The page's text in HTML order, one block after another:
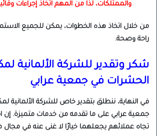
والممتلكات، لذا من المهم اتخاذ إجراءات
من خلال اتخاذ هذه الخطوات، يمكن للجميع
راحة وصحة.
شكر وتقدير للشركة الألمانية
الحشرات في جمعية عرابي
في النهاية، ننطلق بتقدير خاص للشركة الألمانية
جمعية عرابي على ما تقدمه من خدمات متميزة. إن
تجاه عملائهم يجعلهما خيارًا لا غنى عنه في